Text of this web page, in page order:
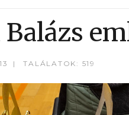
Balázs
TALÁLATOK: 519